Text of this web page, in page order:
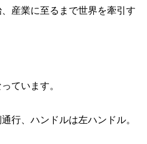
産業に至るまで世界を牽引す
ています。
行、ハンドルは左ハンドル。